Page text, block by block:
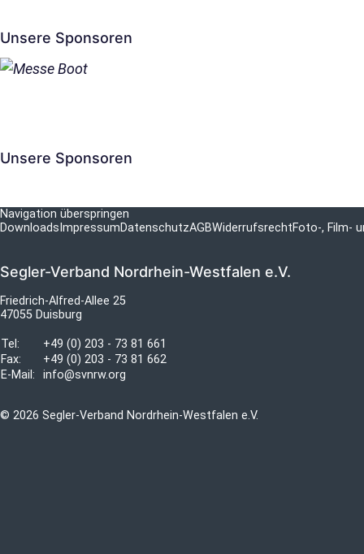
Unsere Sponsoren
Unsere Sponsoren
Navigation überspringen
Downloads ImpressumDatenschutzAGBWiderrufsrechtFoto-, Film-
Segler-Verband Nordrhein-Westfalen e.V.
Friedrich-Alfred-Allee 25
47055 Duisburg
Tel:
+49 (0) 203 - 73 81 661
Fax:
+49 (0) 203 - 73 81 662
E-Mail:
info@svnrw.org
© 2026 Segler-Verband Nordrhein-Westfalen e.V.